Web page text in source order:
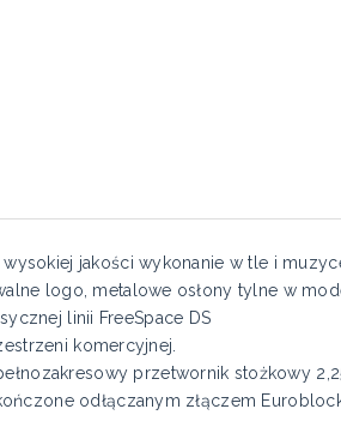
jakości wykonanie w tle i
logo, metalowe osłony tylne w
linii FreeSpace DS
komercyjnej.
przetwornik stożkowy
odłączanym złączem